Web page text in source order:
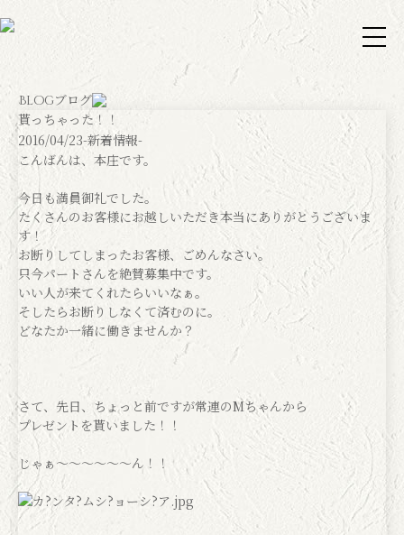
Blogブログ
貰っちゃった！！
2016/04/23-新着情報-
こんばんは、本庄です。
今日も満員御礼でした。
たくさんのお客様にお越しいただき本当にありがとうございま
す！
お断りしてしまったお客様、ごめんなさい。
只今パートさんを絶賛募集中です。
いい人が来てくれたらいいなぁ。
そしたらお断りしなくて済むのに。
どなたか一緒に働きませんか？
さて、先日、ちょっと前ですが常連のMちゃんから
プレゼントを貰いました！！
じゃぁ〜〜〜〜〜〜ん！！